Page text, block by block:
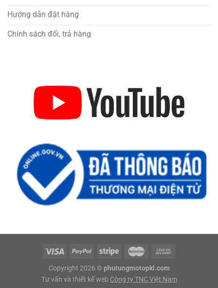
Hướng dẫn đặt hàng
Chính sách đổi, trả hàng
Copyright 2026 © phutungmotopkl.com
Tư vấn và thiết kế web Công ty TNC Việt Nam